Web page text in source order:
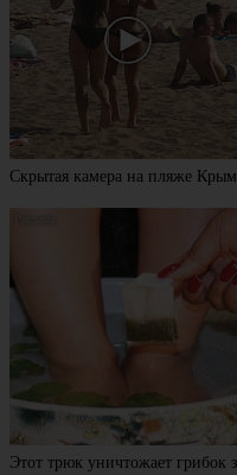
Скрытая камера на пляже
Этот трюк уничтожает грибок